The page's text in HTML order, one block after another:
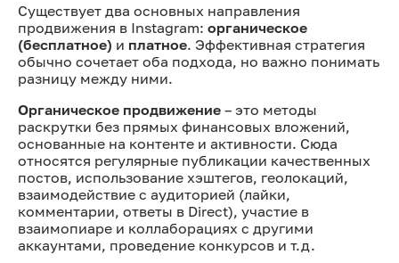
Существует два основных направления
продвижения в Instagram: органическое
(бесплатное) и платное. Эффективная стратегия
обычно сочетает оба подхода, но важно понимать
разницу между ними.
Органическое продвижение – это методы
раскрутки без прямых финансовых вложений,
основанные на контенте и активности. Сюда
относятся регулярные публикации качественных
постов, использование хэштегов, геолокаций,
взаимодействие с аудиторией (лайки,
комментарии, ответы в Direct), участие в
взаимопиаре и коллаборациях с другими
аккаунтами, проведение конкурсов и т.д.